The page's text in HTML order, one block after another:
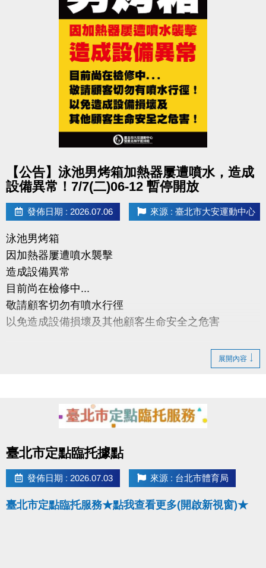
【公告】泳池男烤箱加熱器屢遭噴水，造成
設備異常！7/7(二)06-12 暫停開放
發佈日期 : 2026.07.06 來源 : 臺北市大安運動中心
泳池男烤箱
因加熱器屢遭噴水襲擊
造成設備異常
目前尚在檢修中...
敬請顧客切勿有噴水行徑
以免造成設備損壞及其他顧客生命安全之危害
7/7(二)06:00-12:00 男烤箱進行檢修，暫停開放展開內容
臺北市定點臨托據點
發佈日期 : 2026.07.03 來源 : 台北市體育局
臺北市定點臨托服務★點我查看更多(開啟新視窗)★